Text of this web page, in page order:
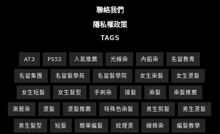
聯絡我們
隱私權政策
TAGS
AT3 PS53 人氣推薦 光線染 內餡染 名留教育
名留集團 名留髮學苑 名留髮學院 女生染髮 女生燙髮
女生短髮 女生髮型 手刷染 接髮 染髮 染髮推薦
漸層染 燙髮 燙髮推薦 特殊色染髮 男生剪髮 男生燙髮
男生髮型 短髮 簡單編髮 紋理燙 線條染 編髮教學